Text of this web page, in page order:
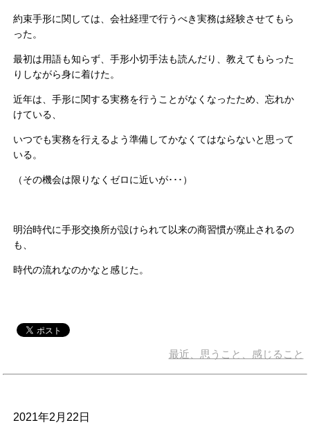
約束手形に関しては、会社経理で行うべき実務は経験させてもら
った。
最初は用語も知らず、手形小切手法も読んだり、教えてもらった
りしながら身に着けた。
近年は、手形に関する実務を行うことがなくなったため、忘れか
けている、
いつでも実務を行えるよう準備してかなくてはならないと思って
いる。
（その機会は限りなくゼロに近いが･･･）
明治時代に手形交換所が設けられて以来の商習慣が廃止されるの
も、
時代の流れなのかなと感じた。
最近、思うこと、感じること
2021年2月22日